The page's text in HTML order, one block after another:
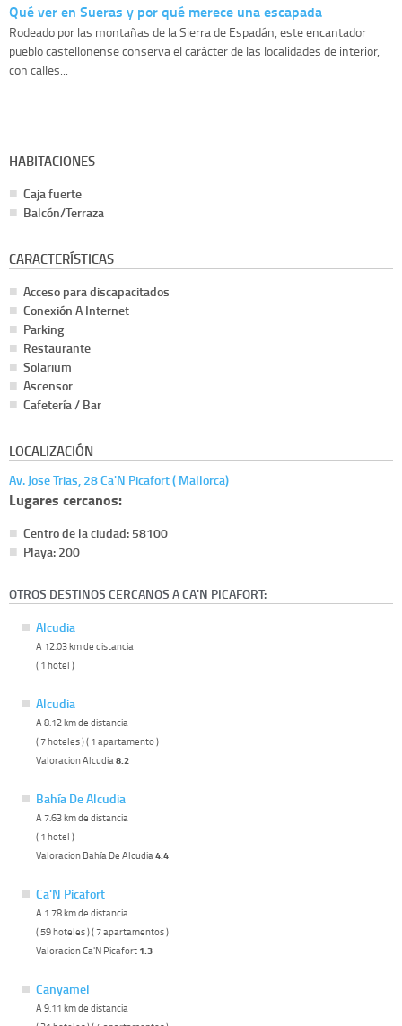
Qué ver en Sueras y por qué merece una escapada
Rodeado por las montañas de la Sierra de Espadán, este encantador
pueblo castellonense conserva el carácter de las localidades de interior,
con calles...
HABITACIONES
Caja fuerte
Balcón/Terraza
CARACTERÍSTICAS
Acceso para discapacitados
Conexión A Internet
Parking
Restaurante
Solarium
Ascensor
Cafetería / Bar
LOCALIZACIÓN
Av. Jose Trias, 28 Ca'N Picafort ( Mallorca)
Lugares cercanos:
Centro de la ciudad: 58100
Playa: 200
OTROS DESTINOS CERCANOS A CA'N PICAFORT:
Alcudia
A 12.03 km de distancia
( 1 hotel )
Alcudia
A 8.12 km de distancia
( 7 hoteles ) ( 1 apartamento )
Valoracion Alcudia 8.2
Bahía De Alcudia
A 7.63 km de distancia
( 1 hotel )
Valoracion Bahía De Alcudia 4.4
Ca'N Picafort
A 1.78 km de distancia
( 59 hoteles ) ( 7 apartamentos )
Valoracion Ca'N Picafort 1.3
Canyamel
A 9.11 km de distancia